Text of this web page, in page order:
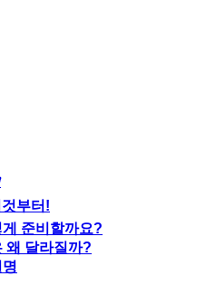
부터!
준비할까요?
왜 달라질까?